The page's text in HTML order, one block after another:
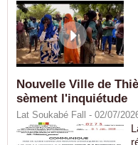
Nouvelle Ville de
sèment l'inquiétude
Lat Soukabé Fall - 02/07/